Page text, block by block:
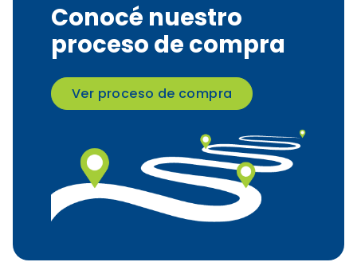
Conocé nuestro
proceso de compra
Ver proceso de compra